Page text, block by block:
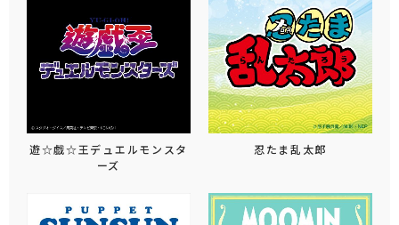
遊☆戯☆王デュエルモンスタ
ーズ
忍たま乱太郎